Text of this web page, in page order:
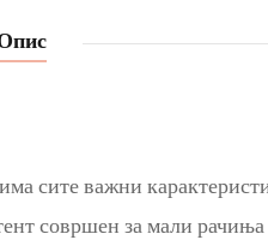
сите важни
совршен за мали